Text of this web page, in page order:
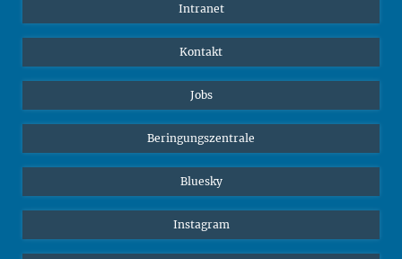
Intranet
Kontakt
Jobs
Beringungszentrale
Bluesky
Instagram